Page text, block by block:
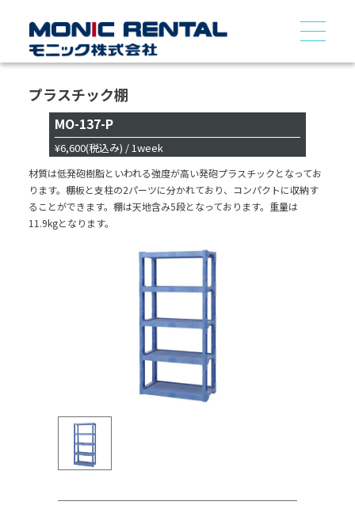
プラスチック棚
MO-137-P
¥6,600(税込み) / 1week
材質は低発砲樹脂といわれる強度が高い発砲プラスチックとなってお
ります。棚板と支柱の2パーツに分かれており、コンパクトに収納す
ることができます。棚は天地含み5段となっております。重量は
11.9kgとなります。